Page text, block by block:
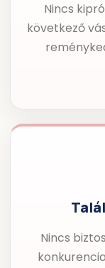
Nincs
következő
Nincs